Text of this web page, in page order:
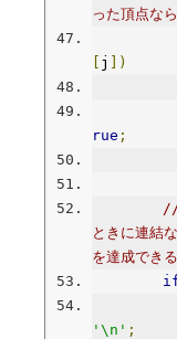
った頂点な
j
])
rue ;
//
ときに連結
を達成できる
'\n' ;